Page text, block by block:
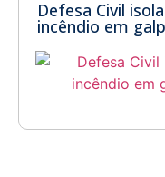
Defesa Civil
incêndio em